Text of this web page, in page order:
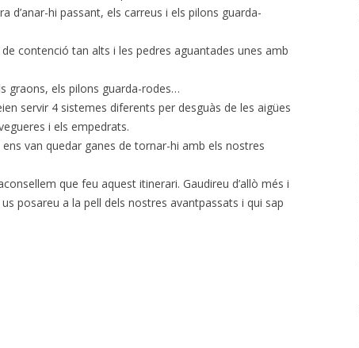
d’anar-hi passant, els carreus i els pilons guarda-
contenció tan alts i les pedres aguantades unes amb
graons, els pilons guarda-rodes…
servir 4 sistemes diferents per desguàs de les aigües
i els empedrats.
van quedar ganes de tornar-hi amb els nostres
que feu aquest itinerari. Gaudireu d’allò més i
posareu a la pell dels nostres avantpassats i qui sap